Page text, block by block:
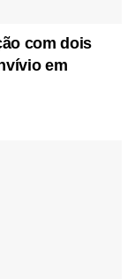
com dois
em